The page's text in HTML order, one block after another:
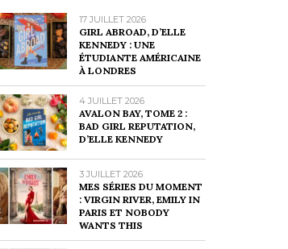
17 JUILLET 2026
GIRL ABROAD, D’ELLE
KENNEDY : UNE
ÉTUDIANTE AMÉRICAINE
À LONDRES
4 JUILLET 2026
AVALON BAY, TOME 2 :
BAD GIRL REPUTATION,
D’ELLE KENNEDY
3 JUILLET 2026
MES SÉRIES DU MOMENT
: VIRGIN RIVER, EMILY IN
PARIS ET NOBODY
WANTS THIS